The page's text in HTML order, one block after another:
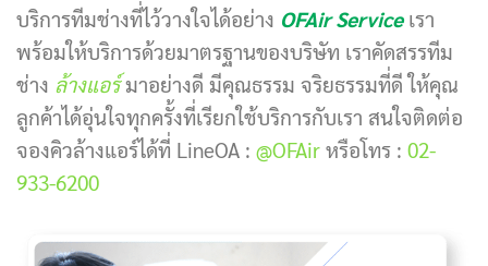
บริการทีมช่างที่ไว้วางใจได้อย่าง OFAir Serviceเรา
พร้อมให้บริการด้วยมาตรฐานของบริษัท เราคัดสรรทีม
ช่าง ล้างแอร์มาอย่างดี มีคุณธรรม จริยธรรมที่ดี ให้คุณ
ลูกค้าได้อุ่นใจทุกครั้งที่เรียกใช้บริการกับเรา สนใจติดต่อ
จองคิวล้างแอร์ได้ที่ LineOA : @OFAir หรือโทร : 02-
933-6200